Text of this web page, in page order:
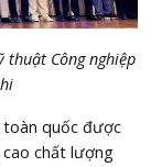
thuật Công nghiệp
toàn quốc được
chất lượng